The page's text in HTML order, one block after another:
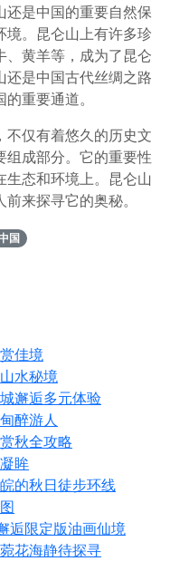
还是中国的重要自然保
。昆仑山上有许多珍
黄羊等，成为了昆仑
还是中国古代丝绸之路
重要通道。
仅有着悠久的历史文
成部分。它的重要性
态和环境上。昆仑山
来探寻它的奥秘。
国
佳境
水秘境
邂逅多元体验
醉游人
秋全攻略
眸
的秋日徒步环线
逅限定版油画仙境
花海静待探寻